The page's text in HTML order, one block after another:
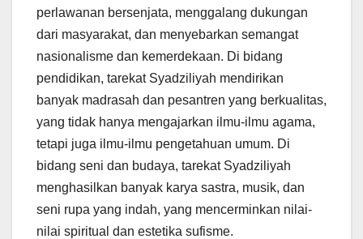
perlawanan bersenjata, menggalang dukungan
dari masyarakat, dan menyebarkan semangat
nasionalisme dan kemerdekaan. Di bidang
pendidikan, tarekat Syadziliyah mendirikan
banyak madrasah dan pesantren yang berkualitas,
yang tidak hanya mengajarkan ilmu-ilmu agama,
tetapi juga ilmu-ilmu pengetahuan umum. Di
bidang seni dan budaya, tarekat Syadziliyah
menghasilkan banyak karya sastra, musik, dan
seni rupa yang indah, yang mencerminkan nilai-
nilai spiritual dan estetika sufisme.